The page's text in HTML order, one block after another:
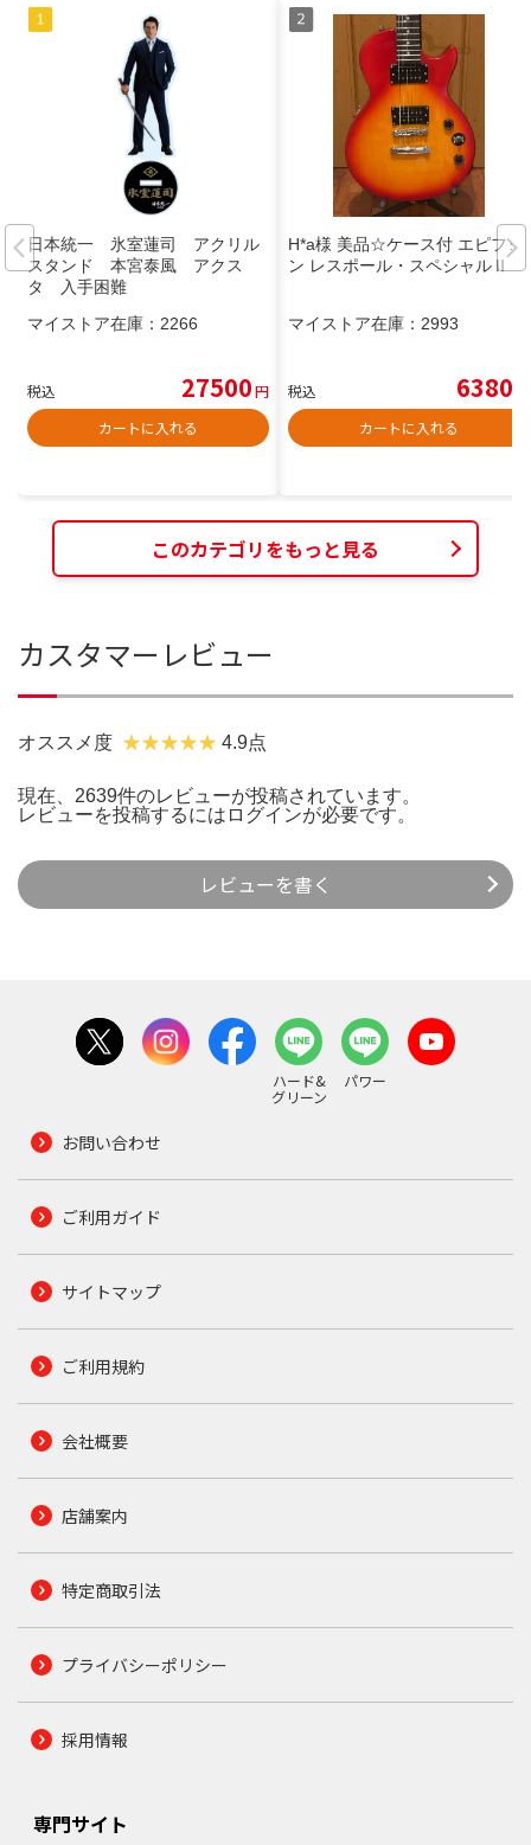
日本統一 氷室蓮司 アクリル
スタンド 本宮泰風 アクス
タ 入手困難
マイストア在庫： 2266
税込 27500円
カートに入れる
H*a様 美品☆ケース付 エピフォ
ン レスポール・スペシャルⅡ
マイストア在庫： 2993
税込 6380
カートに入れる
このカテゴリをもっと見る
カスタマーレビュー
オススメ度 4.9点
現在、2639件のレビューが投稿されています。
レビューを投稿するには ログインが必要です。
レビューを書く
ハード&
グリーン
パワー
お問い合わせ
ご利用ガイド
サイトマップ
ご利用規約
会社概要
店舗案内
特定商取引法
プライバシーポリシー
採用情報
専門サイト